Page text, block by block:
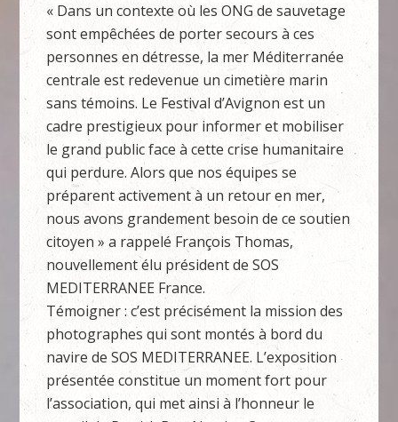
« Dans un contexte où les ONG de sauvetage
sont empêchées de porter secours à ces
personnes en détresse, la mer Méditerranée
centrale est redevenue un cimetière marin
sans témoins. Le Festival d’Avignon est un
cadre prestigieux pour informer et mobiliser
le grand public face à cette crise humanitaire
qui perdure. Alors que nos équipes se
préparent activement à un retour en mer,
nous avons grandement besoin de ce soutien
citoyen » a rappelé François Thomas,
nouvellement élu président de SOS
MEDITERRANEE France.
Témoigner : c’est précisément la mission des
photographes qui sont montés à bord du
navire de SOS MEDITERRANEE. L’exposition
présentée constitue un moment fort pour
l’association, qui met ainsi à l’honneur le